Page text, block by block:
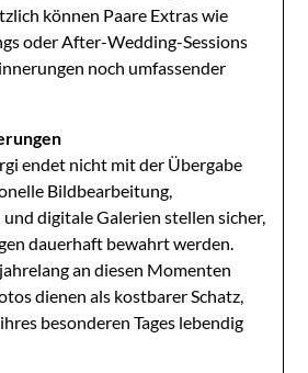
können Paare Extras wie
oder After-Wedding-Sessions
noch umfassender
endet nicht mit der Übergabe
Bildbearbeitung,
digitale Galerien stellen sicher,
dauerhaft bewahrt werden.
an diesen Momenten
dienen als kostbarer Schatz,
besonderen Tages lebendig